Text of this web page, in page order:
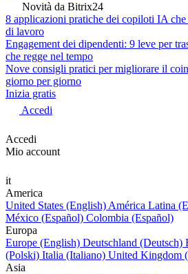
Novità da Bitrix24
8 applicazioni pratiche dei copiloti IA
di lavoro
Engagement dei dipendenti: 9 leve per
che regge nel tempo
Nove consigli pratici per migliorare il
giorno per giorno
Inizia gratis
Accedi
Accedi
Mio account
it
America
United States (English) América Latina
México (Español) Colombia (Español)
Europa
Europe (English) Deutschland (Deutsch)
(Polski) Italia (Italiano) United Kingdom
Asia